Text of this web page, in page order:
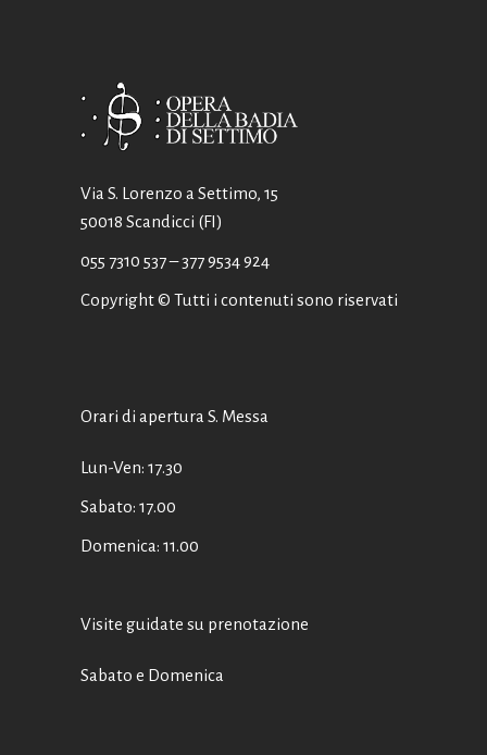
Via S. Lorenzo a Settimo, 15
50018 Scandicci (FI)
055 7310 537– 377 9534 924
Copyright © Tutti i contenuti sono riservati
Orari di apertura S. Messa
Lun-Ven: 17.30
Sabato: 17.00
Domenica: 11.00
Visite guidate su prenotazione
Sabato e Domenica